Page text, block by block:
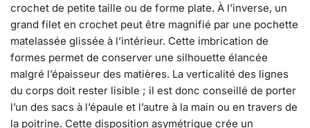
crochet de petite taille ou de forme plate. À l’inverse, un
grand filet en crochet peut être magnifié par une pochette
matelassée glissée à l’intérieur. Cette imbrication de
formes permet de conserver une silhouette élancée
malgré l’épaisseur des matières. La verticalité des lignes
du corps doit rester lisible ; il est donc conseillé de porter
l’un des sacs à l’épaule et l’autre à la main ou en travers de
la poitrine. Cette disposition asymétrique crée un